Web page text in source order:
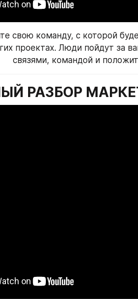
свою команду, с которой
проектах. Люди пойдут за
связями, командой и
РАЗБОР